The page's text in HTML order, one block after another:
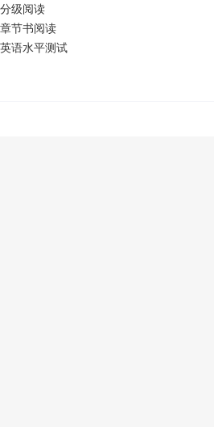
分级阅读
章节书阅读
英语水平测试